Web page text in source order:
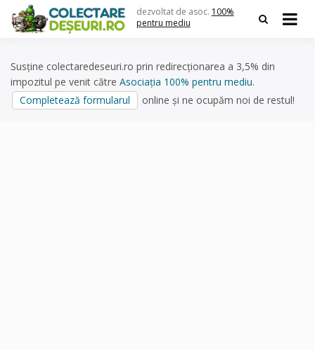
content
dezvoltat de asoc. 100%
pentru mediu
Susține colectaredeseuri.ro prin redirecționarea a 3,5% din
impozitul pe venit către Asociația 100% pentru mediu.
Completează formularul
online și ne ocupăm noi de restul!